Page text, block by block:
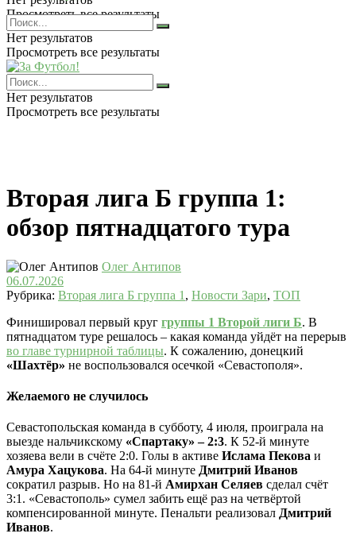
Просмотреть все результаты
Нет результатов
Просмотреть все результаты
Нет результатов
Просмотреть все результаты
Вторая лига Б группа 1:
обзор пятнадцатого тура
Олег Антипов
06.07.2026
Рубрика: Вторая лига Б группа 1 , Новости Зари, ТОП
Финишировал первый круг группы 1 Второй лиги Б. В
пятнадцатом туре решалось – какая команда уйдёт на перерыв
во главе турнирной таблицы. К сожалению, донецкий
«Шахтёр» не воспользовался осечкой «Севастополя».
Желаемого не случилось
Севастопольская команда в субботу, 4 июля, проиграла на
выезде нальчикскому «Спартаку» – 2:3. К 52-й минуте
хозяева вели в счёте 2:0. Голы в активе Ислама Пекова и
Амура Хацукова. На 64-й минуте Дмитрий Иванов
сократил разрыв. Но на 81-й Амирхан Селяев сделал счёт
3:1. «Севастополь» сумел забить ещё раз на четвёртой
компенсированной минуте. Пенальти реализовал Дмитрий
Иванов.